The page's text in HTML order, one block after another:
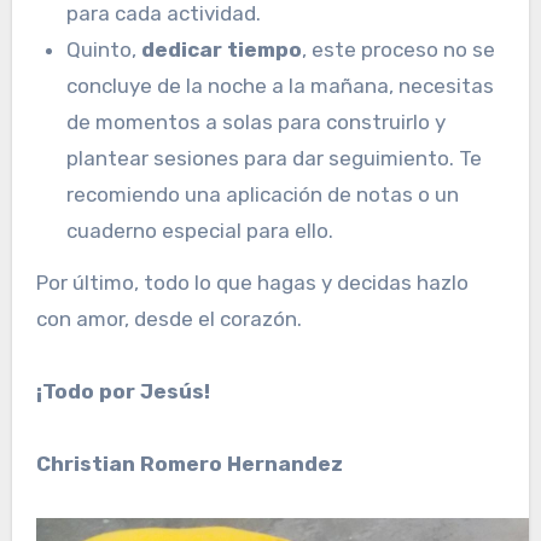
para cada actividad.
Quinto, dedicar tiempo, este proceso no se
concluye de la noche a la mañana, necesitas
de momentos a solas para construirlo y
plantear sesiones para dar seguimiento. Te
recomiendo una aplicación de notas o un
cuaderno especial para ello.
Por último, todo lo que hagas y decidas hazlo
con amor, desde el corazón.
¡Todo por Jesús!
Christian Romero Hernandez